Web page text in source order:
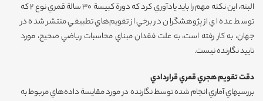
البته، اين نكته مهم را بايد يادآوري كرد كه دورة كبيسة 30 سالة قمري نوع 2 كه
توسط عده اي از پژوهشگران در برخي از تقويم‌هاي تطبيقي منتشر شده در
جهان، به كار رفته است، به علت فقدان مبناي محاسبات رياضي صحيح، مورد
تاييد نگارنده نيست.
دقت تقويم هجري قمري قراردادي
بررسيهاي آماري انجام شده توسط نگارنده در مورد مقايسة داده‌هاي مربوط به